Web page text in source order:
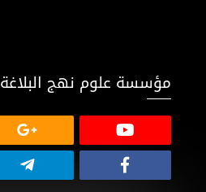
مؤسسة علوم نهج البلاغة